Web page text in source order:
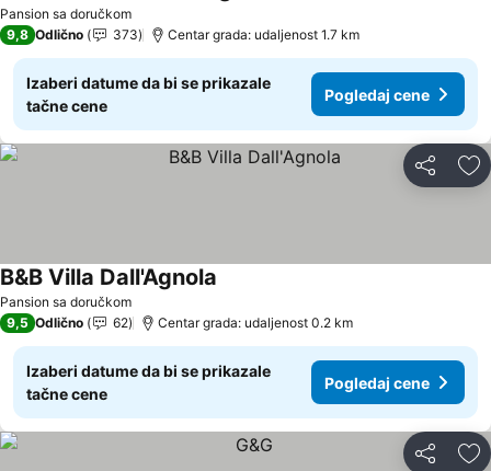
Pansion sa doručkom
9,8 Odlično 373 Centar grada: udaljenost 1.7 km
Izaberi datume da bi se prikazale
tačne cene
Pogledaj cene
Deli
Pansion sa doručkom
B&B Villa Dall'Agnola
9,5 Odlično 62 Centar grada: udaljenost 0.2 km
Izaberi datume da bi se prikazale
tačne cene
Pogledaj cene
Deli